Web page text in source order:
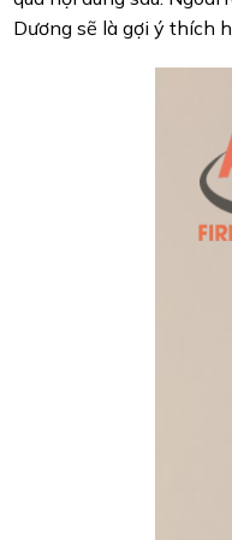
Dương sẽ là gợi ý thích